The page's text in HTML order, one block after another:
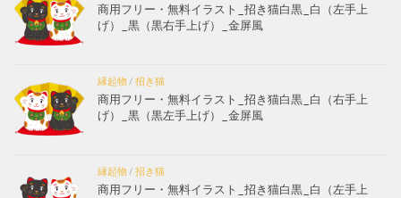
商用フリー・無料イラスト_招き猫白黒_白（左手上
げ）_黒（黒右手上げ）_金屏風
縁起物/ 招き猫
商用フリー・無料イラスト_招き猫白黒_白（右手上
げ）_黒（黒左手上げ）_金屏風
縁起物/ 招き猫
商用フリー・無料イラスト_招き猫白黒_白（左手上